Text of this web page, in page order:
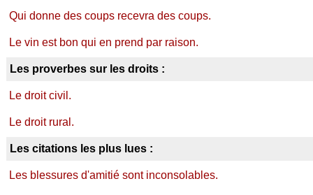
Qui donne des coups recevra des coups.
Le vin est bon qui en prend par raison.
Les proverbes sur les droits :
Le droit civil.
Le droit rural.
Les citations les plus lues :
Les blessures d'amitié sont inconsolables.